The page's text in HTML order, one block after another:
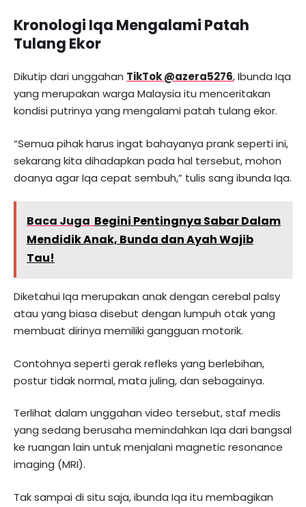
Kronologi Iqa Mengalami Patah
Tulang Ekor
Dikutip dari unggahan TikTok @azera5276, Ibunda Iqa
yang merupakan warga Malaysia itu menceritakan
kondisi putrinya yang mengalami patah tulang ekor.
“Semua pihak harus ingat bahayanya prank seperti ini,
sekarang kita dihadapkan pada hal tersebut, mohon
doanya agar Iqa cepat sembuh,” tulis sang ibunda Iqa.
Baca Juga Begini Pentingnya Sabar Dalam
Mendidik Anak, Bunda dan Ayah Wajib
Tau!
Diketahui Iqa merupakan anak dengan cerebal palsy
atau yang biasa disebut dengan lumpuh otak yang
membuat dirinya memiliki gangguan motorik.
Contohnya seperti gerak refleks yang berlebihan,
postur tidak normal, mata juling, dan sebagainya.
Terlihat dalam unggahan video tersebut, staf medis
yang sedang berusaha memindahkan Iqa dari bangsal
ke ruangan lain untuk menjalani magnetic resonance
imaging (MRI).
Tak sampai di situ saja, ibunda Iqa itu membagikan